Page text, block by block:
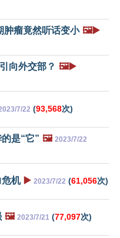
肿瘤竟然听话变小 🖼️▶️
向外交部？ 🖼️▶️
7/22 (93,568次)
是“它” 🖼️ 2023/7/22
机 ▶️ 2023/7/22 (61,056次)
🖼️ 2023/7/21 (77,097次)